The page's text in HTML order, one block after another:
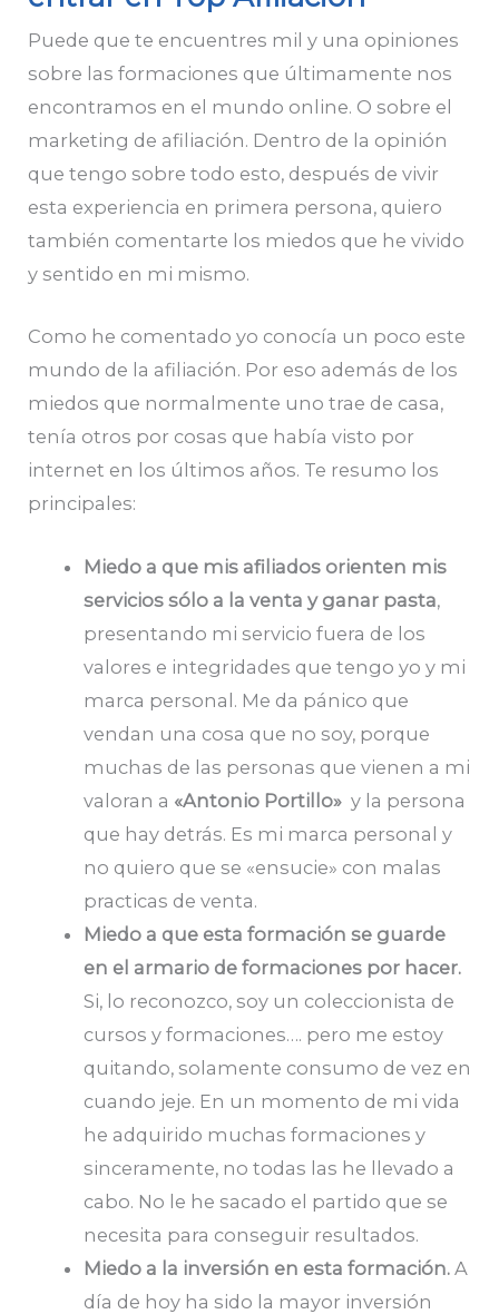
Puede que te encuentres mil y una opiniones
sobre las formaciones que últimamente nos
encontramos en el mundo online. O sobre el
marketing de afiliación. Dentro de la opinión
que tengo sobre todo esto, después de vivir
esta experiencia en primera persona, quiero
también comentarte los miedos que he vivido
y sentido en mi mismo.
Como he comentado yo conocía un poco este
mundo de la afiliación. Por eso además de los
miedos que normalmente uno trae de casa,
tenía otros por cosas que había visto por
internet en los últimos años. Te resumo los
principales:
Miedo a que mis afiliados orienten mis
servicios sólo a la venta y ganar pasta,
presentando mi servicio fuera de los
valores e integridades que tengo yo y mi
marca personal. Me da pánico que
vendan una cosa que no soy, porque
muchas de las personas que vienen a mi
valoran a «Antonio Portillo»y la persona
que hay detrás. Es mi marca personal y
no quiero que se «ensucie» con malas
practicas de venta.
Miedo a que esta formación se guarde
en el armario de formaciones por hacer.
Si, lo reconozco, soy un coleccionista de
cursos y formaciones…. pero me estoy
quitando, solamente consumo de vez en
cuando jeje. En un momento de mi vida
he adquirido muchas formaciones y
sinceramente, no todas las he llevado a
cabo. No le he sacado el partido que se
necesita para conseguir resultados.
Miedo a la inversión en esta formación.A
día de hoy ha sido la mayor inversión